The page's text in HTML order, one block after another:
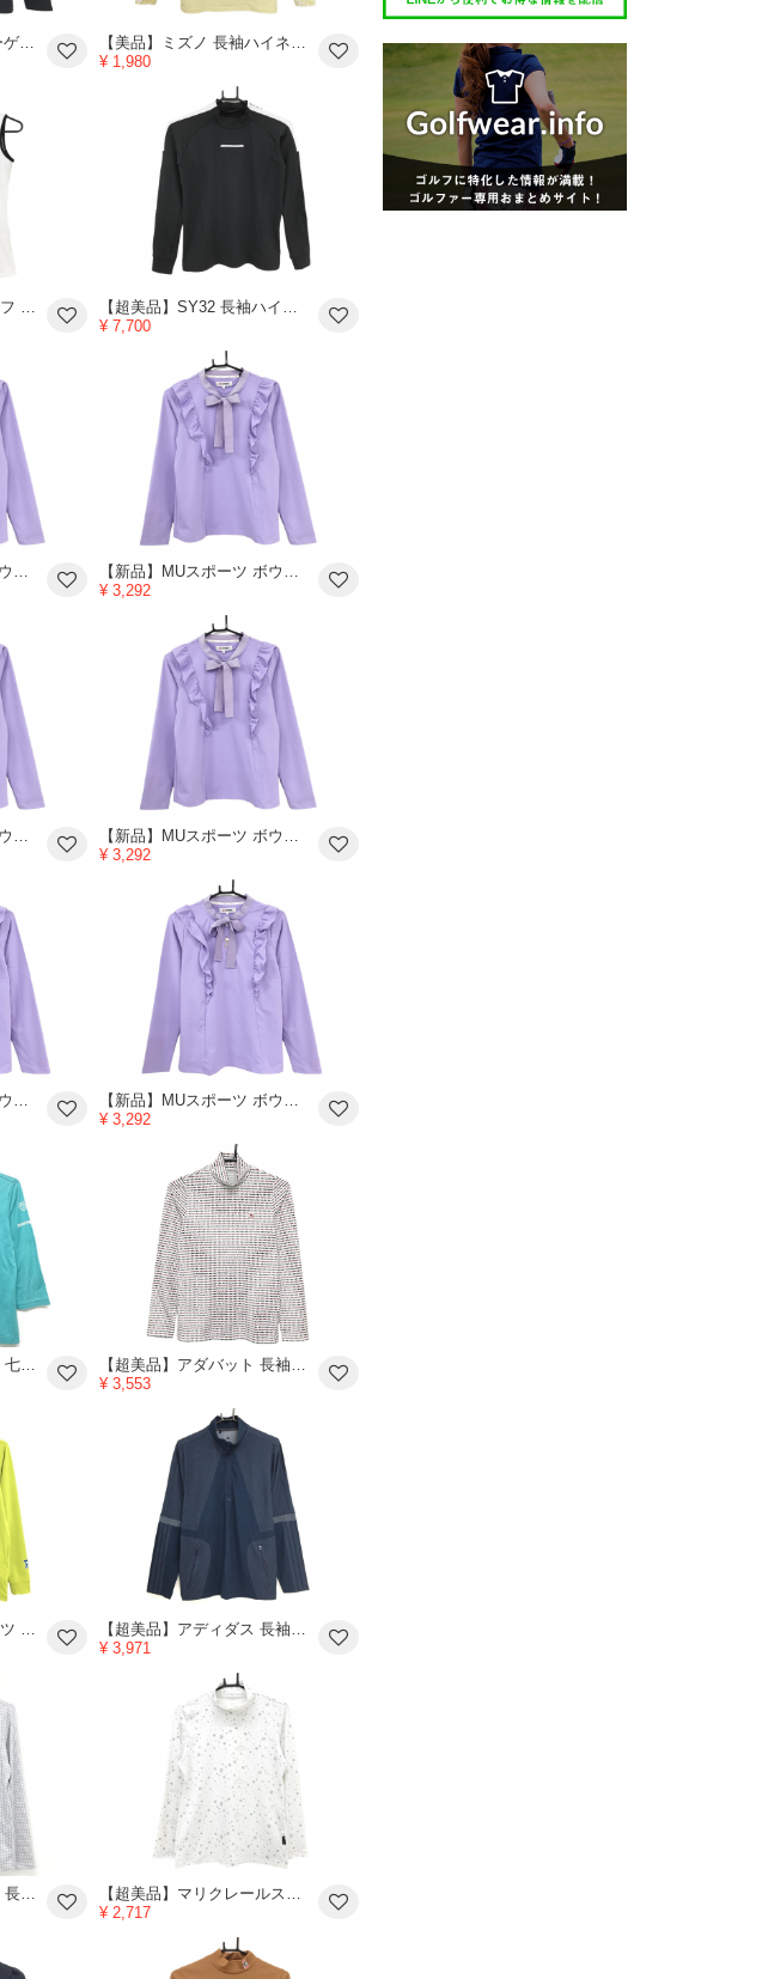
【超美品】PGGパーリーゲイツ 長袖Ｔシャツ ダークグレー ロゴプリント レディース 0(S) ゴルフウェア PEARLY GATES
¥ 1,980
¥ 7,700
¥ 3,292
¥ 3,292
¥ 3,292
【美品】パーリーゲイツ 七分袖ハイネックシャツ ライトグリーンン×白 ロゴプリント レディース 3(XL) ゴルフウェア PEARLY GATES
¥ 3,553
¥ 3,971
【超美品】フィラゴルフ 長袖ハイネックシャツ 白×グレー 千鳥格子 ロゴ刺しゅう レディース L ゴルフウェア FILA GOLF
¥ 2,717